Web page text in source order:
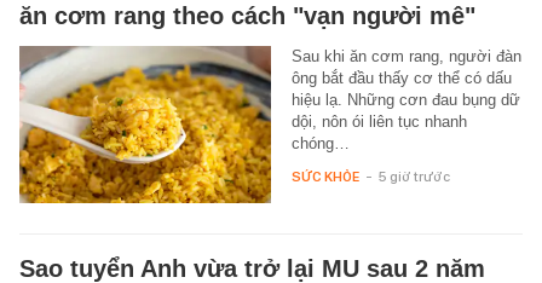
ăn cơm rang theo cách "vạn người mê"
Sau khi ăn cơm rang, người đàn
ông bắt đầu thấy cơ thể có dấu
hiệu lạ. Những cơn đau bụng dữ
dội, nôn ói liên tục nhanh
chóng…
SỨC KHỎE - 5 giờ trước
Sao tuyển Anh vừa trở lại MU sau 2 năm